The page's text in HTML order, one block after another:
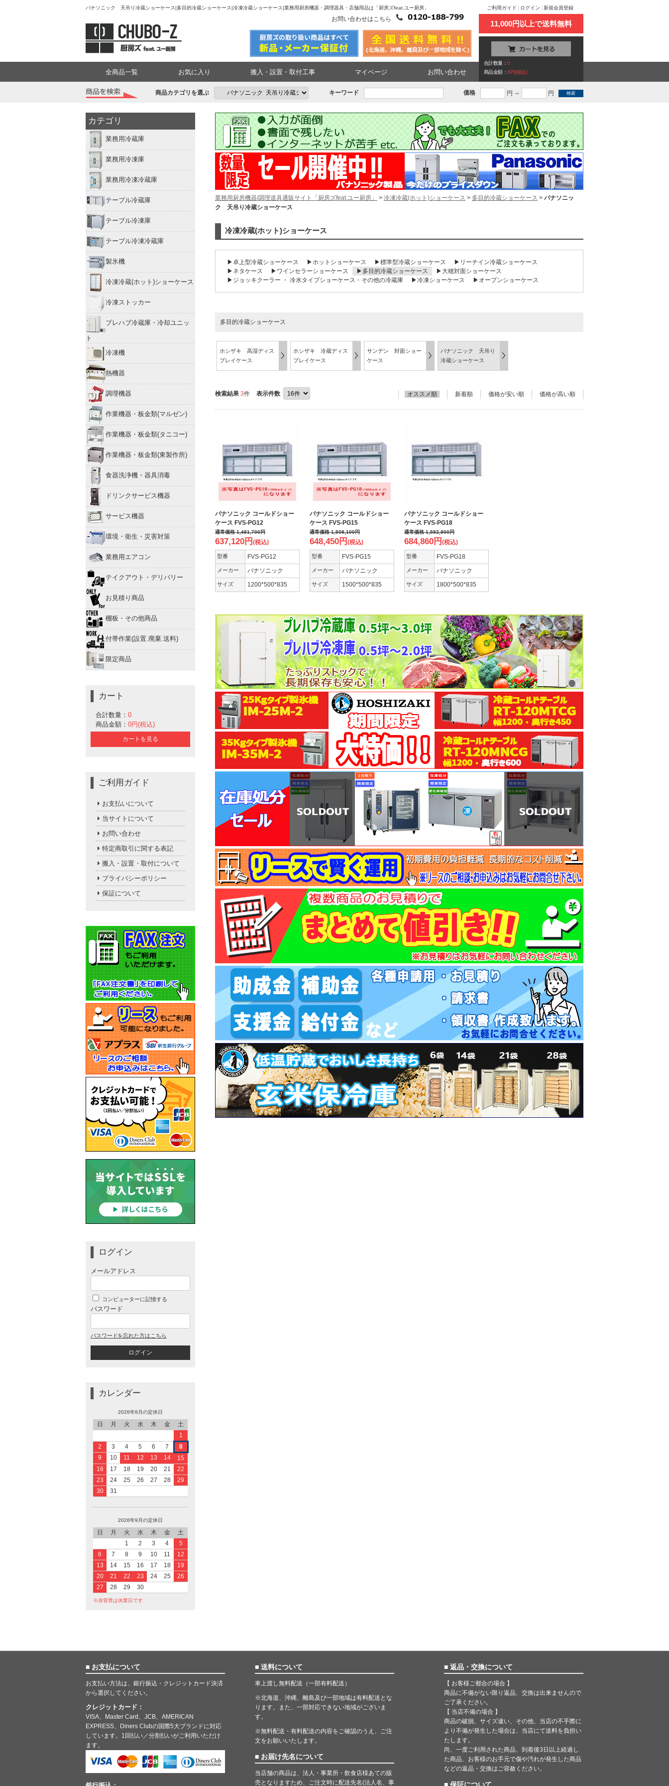
パナソニック 天吊り冷蔵ショーケース|多目的冷蔵ショーケース|冷凍冷蔵ショーケース|業務用厨房機器・調理器具・店舗用品は「厨房ズfeat.ユー厨房」
お問い合わせはこちら
ご利用ガイド ログイン 新規会員登録
11,000円以上で送料無料
合計数量：0
商品金額：0円(税込)
全商品一覧 お気に入り 搬入・設置・取付工事 マイページ お問い合わせ
商品カテゴリを選ぶ キーワード 価格 円 ～ 円
カテゴリ
業務用冷蔵庫
業務用冷凍庫
業務用冷凍冷蔵庫
テーブル冷蔵庫
テーブル冷凍庫
テーブル冷凍冷蔵庫
製氷機
冷凍冷蔵(ホット)ショーケース
冷凍ストッカー
プレハブ冷蔵庫・冷却ユニッ
ト
冷凍機
熱機器
調理機器
作業機器・板金類(マルゼン)
作業機器・板金類(タニコー)
作業機器・板金類(東製作所)
食器洗浄機・器具消毒
ドリンクサービス機器
サービス機器
環境・衛生・災害対策
業務用エアコン
テイクアウト・デリバリー
お見積り商品
棚板・その他商品
付帯作業(設置.廃棄.送料)
限定商品
カート
合計数量： 0
商品金額： 0円(税込)
カートを見る
ご利用ガイド
お支払いについて
当サイトについて
お問い合わせ
特定商取引に関する表記
搬入・設置・取付について
プライバシーポリシー
保証について
ログイン
メールアドレス
コンピューターに記憶する
パスワード
パスワードを忘れた方はこちら
カレンダー
2026年8月の定休日
日 月 火 水 木 金
土
1
2
3 4 5 6 7
8
9
10 11 12 13 14
15
16
17 18 19 20 21
22
23
24 25 26 27 28
29
30
31
2026年9月の定休日
日 月 火 水 木 金
土
1
2 3 4
5
6
7 8 9 10 11
12
13
14 15 16 17 18
19
20
21 22 23 24 25
26
27
28 29 30
※赤背景は休業日です
業務用厨房機器/調理道具通販サイト「厨房ズfeat.ユー厨房」 > 冷凍冷蔵(ホット)ショーケース > 多目的冷蔵ショーケース > パナソニッ
ク 天吊り冷蔵ショーケース
冷凍冷蔵(ホット)ショーケース
▶卓上型冷蔵ショーケース ▶ホットショーケース ▶標準型冷蔵ショーケース
▶リーチイン冷蔵ショーケース
▶ネタケース
▶ワインセラーショーケース ▶多目的冷蔵ショーケース
▶大穂対面ショーケース
▶ジョッキクーラー ・ 冷水タイプショーケース・その他の冷蔵庫
▶冷凍ショーケース ▶オープンショーケース
多目的冷蔵ショーケース
ホシザキ 高湿ディス
プレイケース
ホシザキ 冷蔵ディス
プレイケース
サンデン 対面ショー
ケース
パナソニック 天吊り
冷蔵ショーケース
検索結果 3件 表示件数 オススメ順 新着順 価格が安い順 価格が高い順
パナソニック コールドショー
ケース FVS-PG12
通常価格1,481,700円
637,120円 (税込)
型番 FVS-PG12
メーカー パナソニック
サイズ 1200*500*835
パナソニック コールドショー
ケース FVS-PG15
通常価格1,508,100円
648,450円 (税込)
型番 FVS-PG15
メーカー パナソニック
サイズ 1500*500*835
パナソニック コールドショー
ケース FVS-PG18
通常価格1,592,800円
684,860円 (税込)
型番 FVS-PG18
メーカー パナソニック
サイズ 1800*500*835
■ お支払について
お支払い方法は、銀行振込・クレジットカード決済
から選択してください。
クレジットカード：
VISA、Master Card、JCB、AMERICAN
EXPRESS、Diners Clubの国際5大ブランドに対応
しています。1回払い／分割払いがご利用いただけ
ます。
■ 送料について
車上渡し無料配送（一部有料配送）
※北海道、沖縄、離島及び一部地域は有料配送とな
ります。また、一部対応できない地域がございま
す。
※無料配送・有料配送の内容をご確認のうえ、ご注
文をお願いいたします。
■ お届け先名について
当店舗の商品は、法人・事業所・飲食店様あての販
売となりますため、ご注文時に配送先名(法人名、事
■ 返品・交換について
【 お客様ご都合の場合 】
商品に不備がない限り返品、交換は出来ませんので
ご了承ください。
【 当店不備の場合 】
商品の破損、サイズ違い、その他、当店の不手際に
より不備が発生した場合は、当店にて送料を負担い
たします。
尚、一度ご利用された商品、到着後3日以上経過し
た商品、お客様のお手元で傷や汚れが発生した商品
などの返品・交換はご容赦ください。